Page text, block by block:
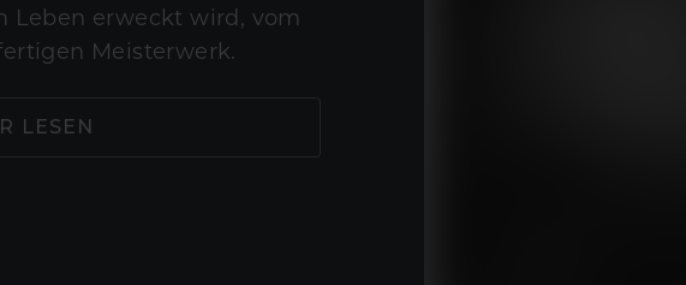
Leben erweckt wird, vom
Meisterwerk.
LESEN